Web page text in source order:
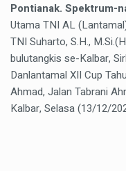
Pontianak. Spektrum-
Utama TNI AL
TNI Suharto, S.H.,
bulutangkis se-Kalbar,
Danlantamal XII Cup
Ahmad, Jalan Tabrani
Kalbar, Selasa (13/12/